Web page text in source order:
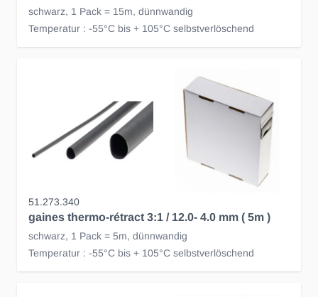
schwarz, 1 Pack = 15m, dünnwandig
Temperatur : -55°C bis + 105°C selbstverlöschend
51.273.340
gaines thermo-rétract 3:1 / 12.0- 4.0 mm ( 5m )
schwarz, 1 Pack = 5m, dünnwandig
Temperatur : -55°C bis + 105°C selbstverlöschend